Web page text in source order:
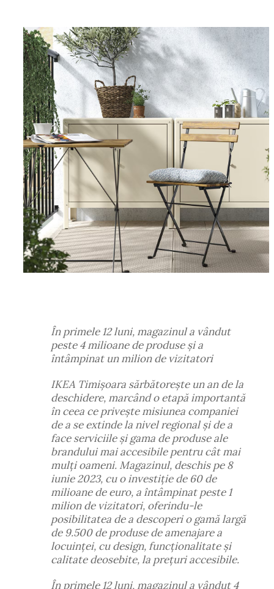
În primele 12 luni, magazinul a vândut
peste 4 milioane de produse și a
întâmpinat un milion de vizitatori
IKEA Timișoara sărbătorește un an de la
deschidere, marcând o etapă importantă
în ceea ce privește misiunea companiei
de a se extinde la nivel regional și de a
face serviciile și gama de produse ale
brandului mai accesibile pentru cât mai
mulți oameni. Magazinul, deschis pe 8
iunie 2023, cu o investiție de 60 de
milioane de euro, a întâmpinat peste 1
milion de vizitatori, oferindu-le
posibilitatea de a descoperi o gamă largă
de 9.500 de produse de amenajare a
locuinței, cu design, funcționalitate și
calitate deosebite, la prețuri accesibile.
În primele 12 luni, magazinul a vândut 4